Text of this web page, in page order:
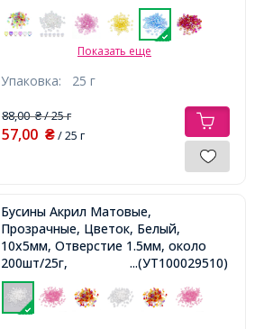
Показать еще
Упаковка: 25 г
88,00₴/ 25 г
57,00 ₴/ 25 г
Бусины Акрил Матовые,
Прозрачные, Цветок, Белый,
10х5мм, Отверстие 1.5мм, около
200шт/25г,
...(УТ100029510)